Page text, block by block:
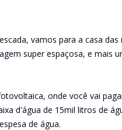
vamos para a casa
super espaçosa, e mais
onde você vai
d'água de 15mil litros de
de água.